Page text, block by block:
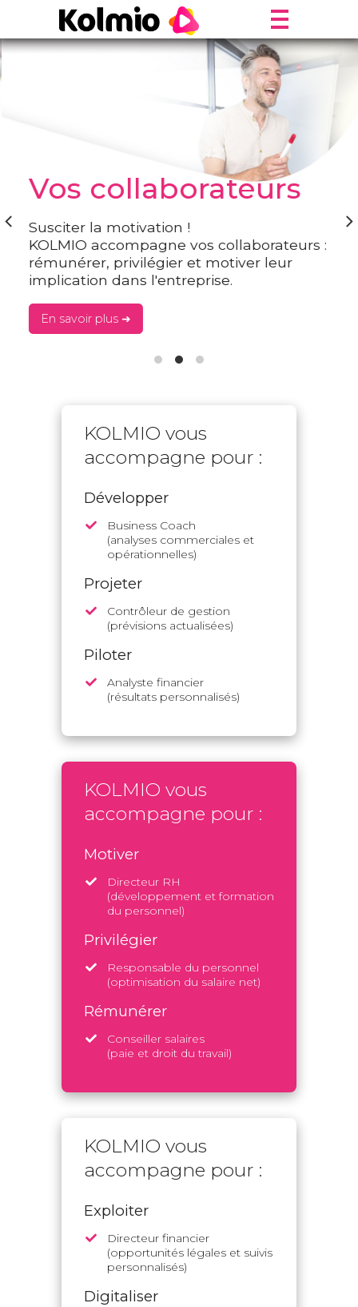
Vos collaborateurs
Susciter la motivation !
KOLMIO accompagne vos collaborateurs :
rémunérer, privilégier et motiver leur
implication dans l'entreprise.
En savoir plus ➜
KOLMIO vous
accompagne pour :
Développer
Business Coach
(analyses commerciales et
opérationnelles)
Projeter
Contrôleur de gestion
(prévisions actualisées)
Piloter
Analyste financier
(résultats personnalisés)
KOLMIO vous
accompagne pour :
Motiver
Directeur RH
(développement et formation
du personnel)
Privilégier
Responsable du personnel
(optimisation du salaire net)
Rémunérer
Conseiller salaires
(paie et droit du travail)
KOLMIO vous
accompagne pour :
Exploiter
Directeur financier
(opportunités légales et suivis
personnalisés)
Digitaliser